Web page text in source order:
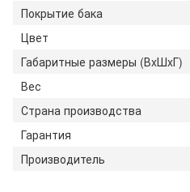
Покрытие бака
Цвет
Габаритные размеры (ВxШxГ)
Вес
Страна производства
Гарантия
Производитель